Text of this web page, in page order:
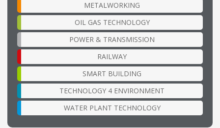
METALWORKING
OIL GAS TECHNOLOGY
POWER & TRANSMISSION
RAILWAY
SMART BUILDING
TECHNOLOGY 4 ENVIRONMENT
WATER PLANT TECHNOLOGY